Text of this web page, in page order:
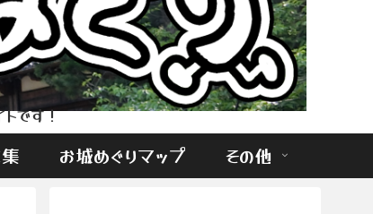
です！
お城めぐりマップ その他